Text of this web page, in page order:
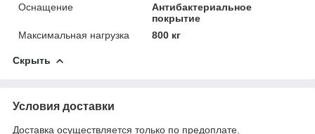
Оснащение
Антибактериальное
покрытие
Максимальная нагрузка
800 кг
Скрыть
Условия доставки
Доставка осуществляется только по предоплате.